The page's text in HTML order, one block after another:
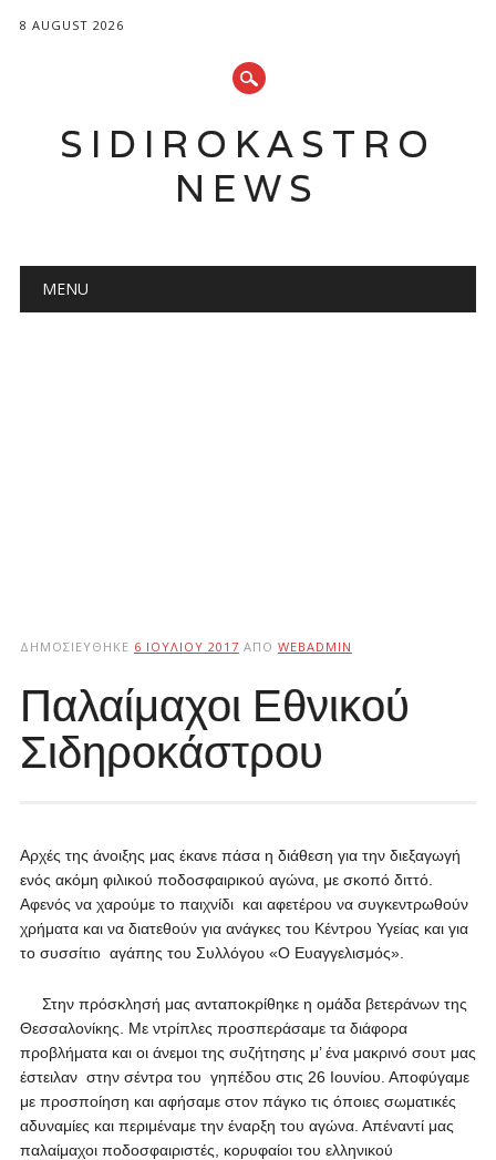
8 AUGUST 2026
SIDIROKASTRO
NEWS
Main menu
MENU
ΔΗΜΟΣΙΕΎΘΗΚΕ 6 ΙΟΥΛΊΟΥ 2017 ΑΠΌ WEBADMIN
Παλαίμαχοι Εθνικού
Σιδηροκάστρου
Αρχές της άνοιξης μας έκανε πάσα η διάθεση για την διεξαγωγή
ενός ακόμη φιλικού ποδοσφαιρικού αγώνα, με σκοπό διττό.
Αφενός να χαρούμε το παιχνίδι και αφετέρου να συγκεντρωθούν
χρήματα και να διατεθούν για ανάγκες του Κέντρου Υγείας και για
το συσσίτιο αγάπης του Συλλόγου «Ο Ευαγγελισμός».
Στην πρόσκλησή μας ανταποκρίθηκε η ομάδα βετεράνων της
Θεσσαλονίκης. Με ντρίπλες προσπεράσαμε τα διάφορα
προβλήματα και οι άνεμοι της συζήτησης μ’ ένα μακρινό σουτ μας
έστειλαν στην σέντρα του γηπέδου στις 26 Ιουνίου. Αποφύγαμε
με προσποίηση και αφήσαμε στον πάγκο τις όποιες σωματικές
αδυναμίες και περιμέναμε την έναρξη του αγώνα. Απέναντί μας
παλαίμαχοι ποδοσφαιριστές, κορυφαίοι του ελληνικού